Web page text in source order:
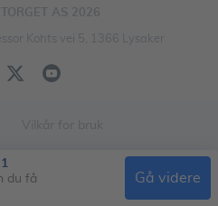
1
du få
gå videre
AS 2026
Kohts vei 5, 1366 Lysaker